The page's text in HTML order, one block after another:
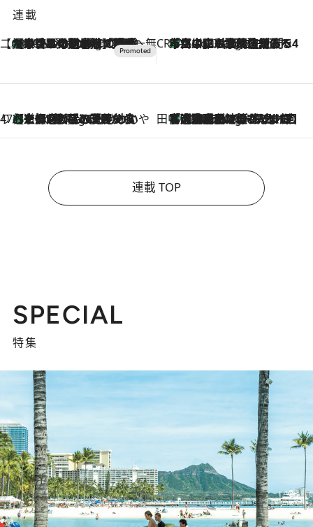
連載
【CREA×星野リゾート】唯一無二。癒しと発見が待つ場所へ
16 Minutes Ago
【トンボの足水浴】ヒノキの香りに包まれて涼感マックス！約13℃の湧水かけ流しを避暑地「星野温泉 トンボの湯」で体験 CREA'S CHOICE
2 Hours Ago
「立川にも歌舞伎があるんだよ」 片岡仁左衛門・市川中車ら豪華座組みで4年目の立川立飛歌舞伎へ
47都道府県の手みやげ ひんやりスイーツで夏を満喫
2 Hours Ago
【京都府】この夏絶対食べたい 冷やしておいしいおやつ3選 ひと口目から心を掴む新緑のテリーヌ 田中稲の勝手に再ブーム
7 Hours Ago
「湘南乃風に憧れて」観客大盛上がりの“タオル回し”に、ラッパー顔負けの高速歌唱まで…さだまさし（74）のアグレッシブすぎる現在地
連載 TOP
SPECIAL
特集